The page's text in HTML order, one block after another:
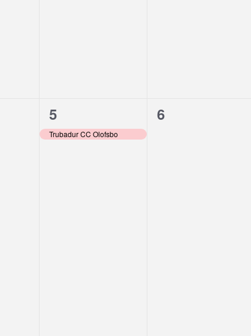
1
evenemang,
5
Trubadur CC Olofsbo
0
6